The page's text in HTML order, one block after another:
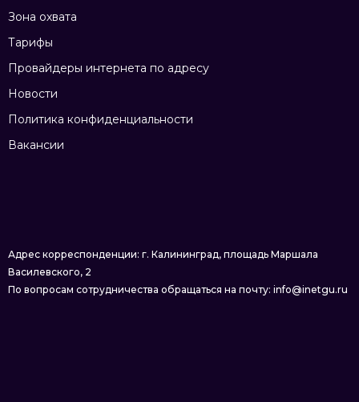
Зона охвата
Тарифы
Провайдеры интернета по адресу
Новости
Политика конфиденциальности
Вакансии
Адрес корреспонденции: г. Калининград, площадь Маршала
Василевского, 2
По вопросам сотрудничества обращаться на почту: info@inetgu.ru